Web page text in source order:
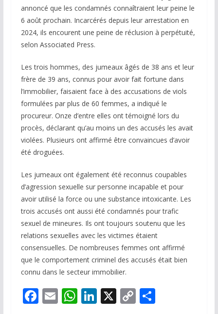
annoncé que les condamnés connaîtraient leur peine le
6 août prochain. Incarcérés depuis leur arrestation en
2024, ils encourent une peine de réclusion à perpétuité,
selon Associated Press.
Les trois hommes, des jumeaux âgés de 38 ans et leur
frère de 39 ans, connus pour avoir fait fortune dans
l’immobilier, faisaient face à des accusations de viols
formulées par plus de 60 femmes, a indiqué le
procureur. Onze d’entre elles ont témoigné lors du
procès, déclarant qu’au moins un des accusés les avait
violées. Plusieurs ont affirmé être convaincues d’avoir
été droguées.
Les jumeaux ont également été reconnus coupables
d’agression sexuelle sur personne incapable et pour
avoir utilisé la force ou une substance intoxicante. Les
trois accusés ont aussi été condamnés pour trafic
sexuel de mineures. Ils ont toujours soutenu que les
relations sexuelles avec les victimes étaient
consensuelles. De nombreuses femmes ont affirmé
que le comportement criminel des accusés était bien
connu dans le secteur immobilier.
F E W Li X C P